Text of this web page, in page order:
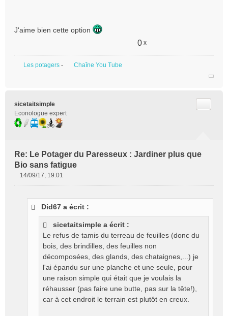
J'aime bien cette option
0 x
Les potagers - Chaîne You Tube
sicetaitsimple
Econologue expert
Re: Le Potager du Paresseux : Jardiner plus que
Bio sans fatigue
14/09/17, 19:01
Did67 a écrit :
sicetaitsimple a écrit :
Le refus de tamis du terreau de feuilles (donc du
bois, des brindilles, des feuilles non
décomposées, des glands, des chataignes,...) je
l'ai épandu sur une planche et une seule, pour
une raison simple qui était que je voulais la
réhausser (pas faire une butte, pas sur la tête!),
car à cet endroit le terrain est plutôt en creux.